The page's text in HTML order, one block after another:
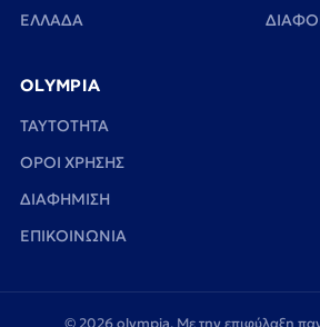
ΕΛΛΑΔΑ
OLYMPIA
TAYTOTHTA
ΟΡΟΙ ΧΡΗΣΗΣ
ΔΙΑΦΗΜΙΣΗ
ΕΠΙΚΟΙΝΩΝΙΑ
© 2026 olympia. Με την επιφύλαξη